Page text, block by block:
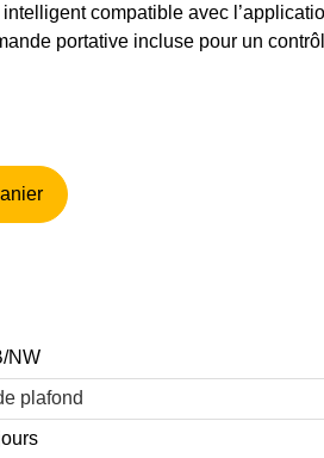
compatible avec
portative incluse pour un
NW
plafond